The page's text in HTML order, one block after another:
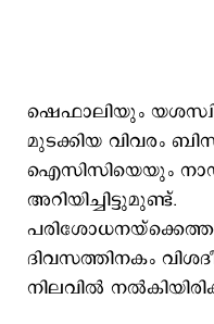
ഷെഫാലിയും
മുടക്കിയ വിവരം
ഐസിസിയെയും
അറിയിച്ചിട്ടുമുണ്ട്.
ദിവസത്തിനകം
നിലവില്‍